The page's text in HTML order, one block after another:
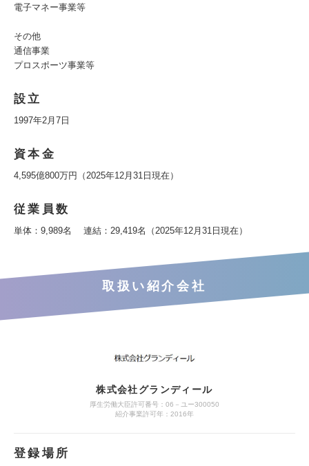
電子マネー事業等
その他
通信事業
プロスポーツ事業等
設立
1997年2月7日
資本金
4,595億800万円（2025年12月31日現在）
従業員数
単体：9,989名 連結：29,419名（2025年12月31日現在）
取扱い紹介会社
株式会社グランディール
厚生労働大臣許可番号：06－ユー300050
紹介事業許可年：2016年
登録場所